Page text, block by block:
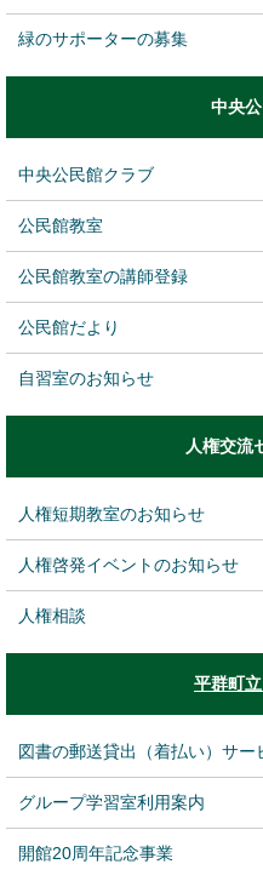
緑のサポーターの募集
中央
中央公民館クラブ
公民館教室
公民館教室の講師登録
公民館だより
自習室のお知らせ
人権交流
人権短期教室のお知らせ
人権啓発イベントのお知らせ
人権相談
平群町
図書の郵送貸出（着払い）サー
グループ学習室利用案内
開館20周年記念事業